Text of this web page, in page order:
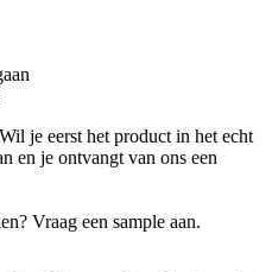
Wil je eerst het product in het echt
en je ontvangt van ons een
Vraag een sample aan.